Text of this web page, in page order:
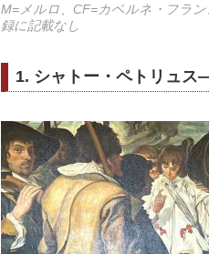
M=メルロ、CF=カベルネ・フラ
録に記載なし
1. シャトー・ペトリュス